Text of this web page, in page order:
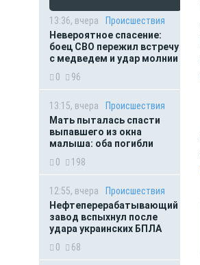
13:36, вчера
Происшествия
Невероятное спасение:
боец СВО пережил встречу
с медведем и удар молнии
0
96
13:15, вчера
Происшествия
Мать пыталась спасти
выпавшего из окна
малыша: оба погибли
0
198
12:55, вчера
Происшествия
Нефтеперерабатывающий
завод вспыхнул после
удара украинских БПЛА
0
68